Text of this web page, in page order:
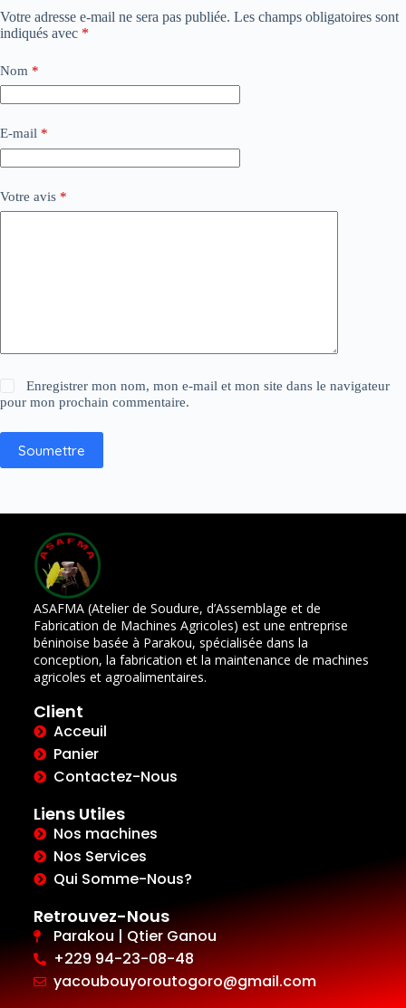
Votre adresse e-mail ne sera pas publiée. Les champs obligatoires sont
indiqués avec *
Nom *
E-mail *
Votre avis *
Enregistrer mon nom, mon e-mail et mon site dans le navigateur
pour mon prochain commentaire.
Soumettre
ASAFMA (Atelier de Soudure, d’Assemblage et de
Fabrication de Machines Agricoles) est une entreprise
béninoise basée à Parakou, spécialisée dans la
conception, la fabrication et la maintenance de machines
agricoles et agroalimentaires.
Client
Acceuil
Panier
Contactez-Nous
Liens Utiles
Nos machines
Nos Services
Qui Somme-Nous?
Retrouvez-Nous
Parakou | Qtier Ganou
+229 94-23-08-48
yacoubouyoroutogoro@gmail.com